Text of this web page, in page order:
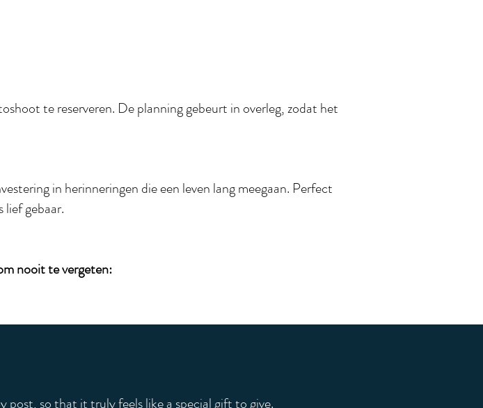
te reserveren. De planning gebeurt in overleg, zodat het
in herinneringen die een leven lang meegaan. Perfect
lief gebaar.
nooit te vergeten:
so that it truly feels like a special gift to give.